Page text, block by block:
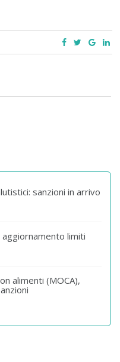
sanzioni in arrivo
limiti
alimenti (MOCA),